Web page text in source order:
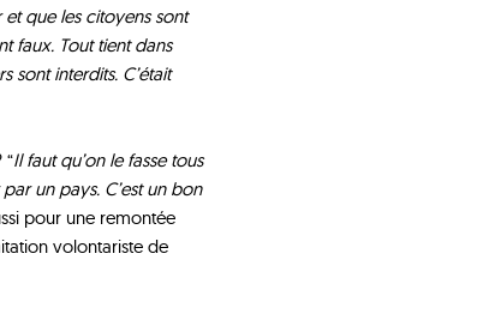
que les citoyens sont
faux. Tout tient dans
sont interdits. C’était
“Il faut qu’on le fasse tous
un pays. C’est un bon
pour une remontée
volontariste de